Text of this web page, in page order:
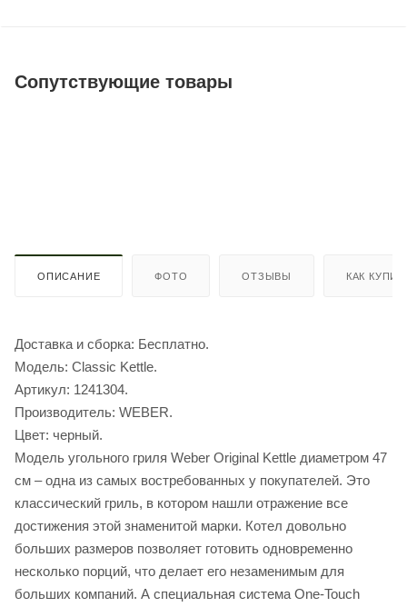
Сопутствующие товары
ОПИСАНИЕ ФОТО ОТЗЫВЫ КАК
Доставка и сборка: Бесплатно.
Модель: Classic Kettle.
Артикул: 1241304.
Производитель: WEBER.
Цвет: черный.
Модель угольного гриля Weber Original Kettle диаметром 47
см – одна из самых востребованных у покупателей. Это
классический гриль, в котором нашли отражение все
достижения этой знаменитой марки. Котел довольно
больших размеров позволяет готовить одновременно
несколько порций, что делает его незаменимым для
больших компаний. А специальная система One-Touch